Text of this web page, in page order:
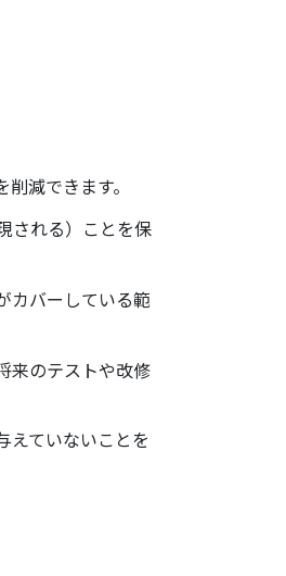
減できます。
される）ことを保
カバーしている範
来のテストや改修
えていないことを